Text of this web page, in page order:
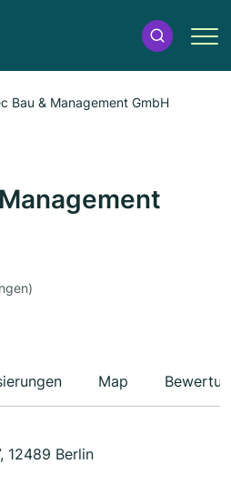
Bau & Management GmbH
Map
12489 Berlin